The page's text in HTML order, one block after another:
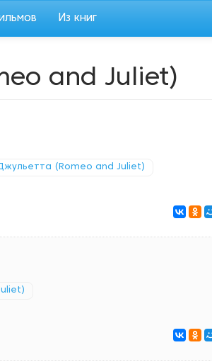
Из книг
and Juliet)
(Romeo and Juliet)